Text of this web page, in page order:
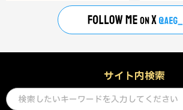
サイト内検索